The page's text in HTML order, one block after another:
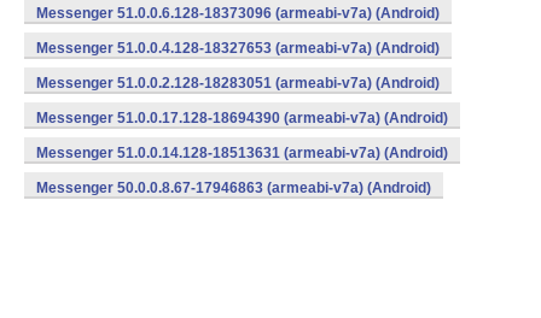
Messenger 51.0.0.6.128-18373096 (armeabi-v7a) (Android)
Messenger 51.0.0.4.128-18327653 (armeabi-v7a) (Android)
Messenger 51.0.0.2.128-18283051 (armeabi-v7a) (Android)
Messenger 51.0.0.17.128-18694390 (armeabi-v7a) (Android)
Messenger 51.0.0.14.128-18513631 (armeabi-v7a) (Android)
Messenger 50.0.0.8.67-17946863 (armeabi-v7a) (Android)